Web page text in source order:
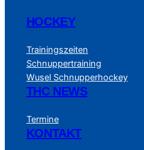
HOCKEY
Trainingszeiten
Schnuppertraining
Wusel Schnupperhockey
THC NEWS
Termine
KONTAKT